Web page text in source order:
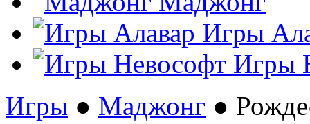
Игры
Игры
Игры ● Маджонг ●